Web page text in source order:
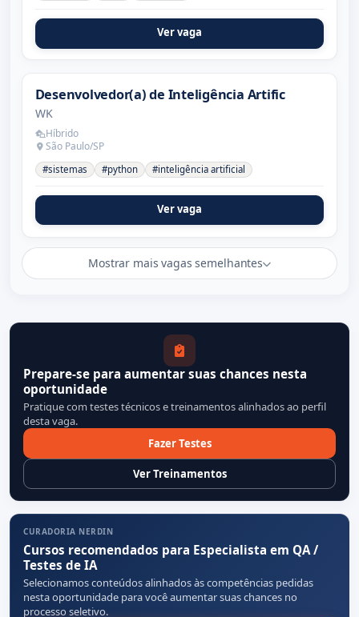
Ver vaga
Desenvolvedor(a) de Inteligência Artific
WK
Híbrido
São Paulo/SP
#sistemas #python #inteligência artificial
Ver vaga
Mostrar mais vagas semelhantes
Prepare-se para aumentar suas chances nesta
oportunidade
Pratique com testes técnicos e treinamentos alinhados ao perfil
desta vaga.
Fazer Testes
Ver Treinamentos
CURADORIA NERDIN
Cursos recomendados para Especialista em QA /
Testes de IA
Selecionamos conteúdos alinhados às competências pedidas
nesta oportunidade para você aumentar suas chances no
processo seletivo.